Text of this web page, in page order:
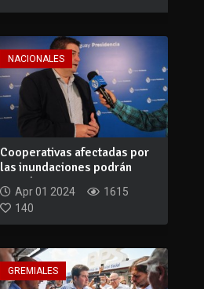
NACIONALES
Cooperativas afectadas por
las inundaciones podrán
acceder a...
Apr 01 2024
1615
140
GREMIALES